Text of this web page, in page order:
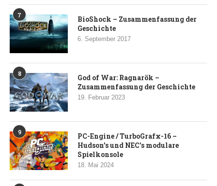
7
BioShock – Zusammenfassung der
Geschichte
6. September 2017
8
God of War: Ragnarök –
Zusammenfassung der Geschichte
19. Februar 2023
9
PC-Engine / TurboGrafx-16 –
Hudson’s und NEC’s modulare
Spielkonsole
18. Mai 2024